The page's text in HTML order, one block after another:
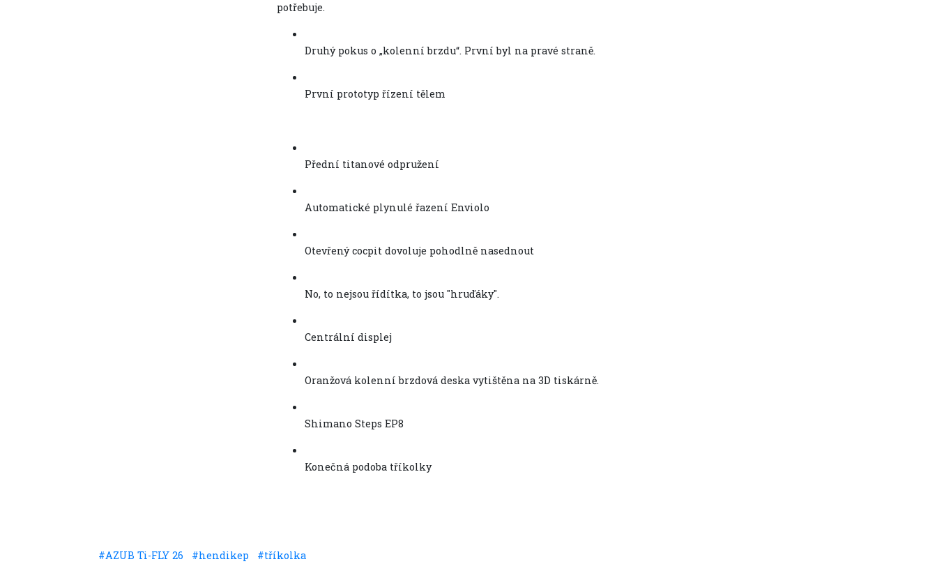
potřebuje.
Druhý pokus o „kolenní brzdu“. První byl na pravé straně.
První prototyp řízení tělem
Přední titanové odpružení
Automatické plynulé řazení Enviolo
Otevřený cocpit dovoluje pohodlně nasednout
No, to nejsou řídítka, to jsou "hruďáky".
Centrální displej
Oranžová kolenní brzdová deska vytištěna na 3D tiskárně.
Shimano Steps EP8
Konečná podoba tříkolky
Sdílet#AZUB Ti-FLY 26 #hendikep #tříkolka